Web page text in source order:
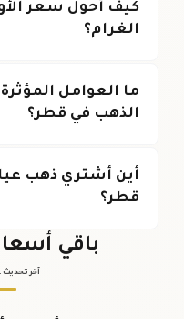
كيف أحول سعر
الغرام؟
ما العوامل
الذهب في قطر؟
قطر؟
باقي
آخر تحديث :